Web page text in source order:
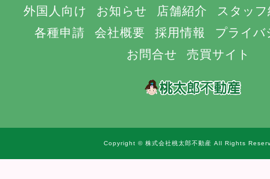
外国人向け
お知らせ 店舗紹介
スタッ
各種申請
会社概要 採用情報
プライバ
お問合せ
売買サイト
Copyright © 株式会社桃太郎不動産 All Rights